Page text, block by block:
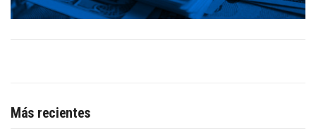
Más recientes